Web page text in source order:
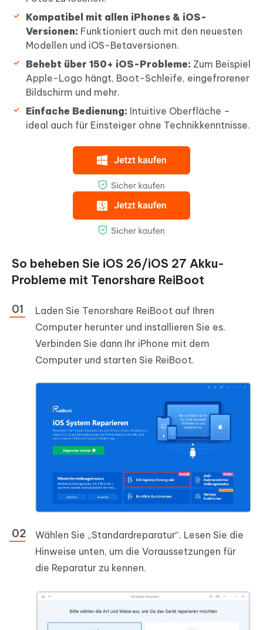
Kompatibel mit allen iPhones & iOS-
Versionen: Funktioniert auch mit den neuesten
Modellen und iOS-Betaversionen.
Behebt über 150+ iOS-Probleme: Zum Beispiel
Apple-Logo hängt, Boot-Schleife, eingefrorener
Bildschirm und mehr.
Einfache Bedienung: Intuitive Oberfläche –
ideal auch für Einsteiger ohne Technikkenntnisse.
So beheben Sie iOS 26/iOS 27 Akku-
Probleme mit Tenorshare ReiBoot
Laden Sie Tenorshare ReiBoot auf Ihren
Computer herunter und installieren Sie es.
Verbinden Sie dann Ihr iPhone mit dem
Computer und starten Sie ReiBoot.
Wählen Sie „Standardreparatur“. Lesen Sie die
Hinweise unten, um die Voraussetzungen für
die Reparatur zu kennen.